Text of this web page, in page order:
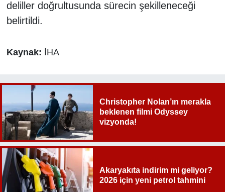
deliller doğrultusunda sürecin şekilleneceği
belirtildi.
Kaynak: İHA
Christopher Nolan’ın merakla
beklenen filmi Odyssey
vizyonda!
Akaryakıta indirim mi geliyor?
2026 için yeni petrol tahmini